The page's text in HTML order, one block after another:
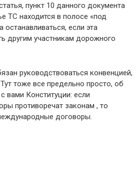
пункт 10 данного документа
ТС находится в полосе «под
останавливаться, если эта
другим участникам дорожного
руководствоваться конвенцией,
тоже все предельно просто, об
вами Конституции: если
противоречат законам , то
договоры.